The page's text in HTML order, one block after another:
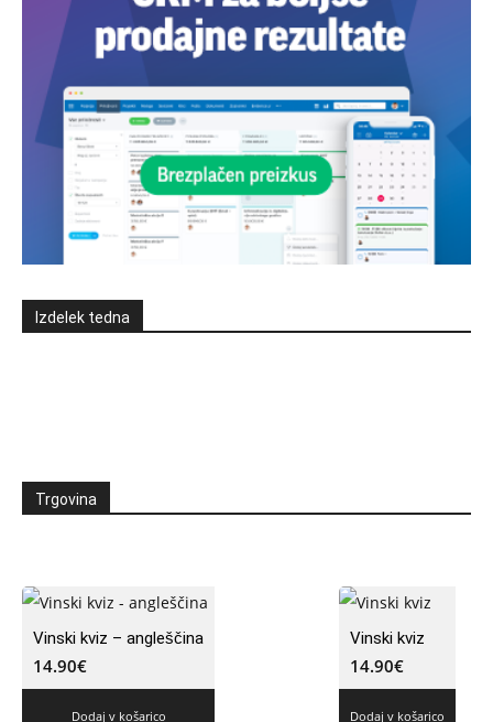
Izdelek tedna
Trgovina
Vinski kviz – angleščina
14.90€
Dodaj v košarico
Vinski kviz
14.90€
Dodaj v košarico